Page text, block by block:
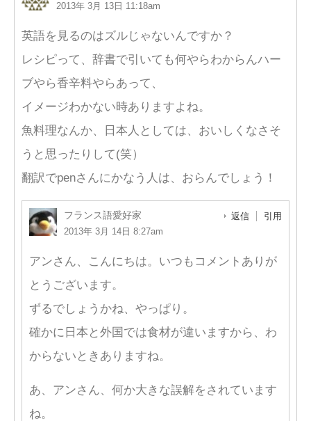
2013年 3月 13日 11:18am
英語を見るのはズルじゃないんですか？
レシピって、辞書で引いても何やらわからんハー
ブやら香辛料やらあって、
イメージわかない時ありますよね。
魚料理なんか、日本人としては、おいしくなさそ
うと思ったりして(笑）
翻訳でpenさんにかなう人は、おらんでしょう！
フランス語愛好家
2013年 3月 14日 8:27am
返信 引用
アンさん、こんにちは。いつもコメントありが
とうございます。
ずるでしょうかね、やっぱり。
確かに日本と外国では食材が違いますから、わ
からないときありますね。
あ、アンさん、何か大きな誤解をされています
ね。